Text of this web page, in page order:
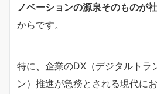
ノベーションの源泉そのものが
からです。
特に、企業のDX（デジタルトラ
ン）推進が急務とされる現代に